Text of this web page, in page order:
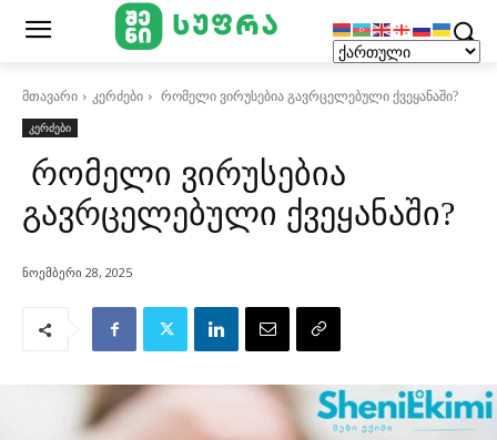
მთავარი კერძები
რომელი ვირუსებია გავრცელებული ქვეყანაში?
კერძები
რომელი ვირუსებია
გავრცელებული ქვეყანაში?
ნოემბერი 28, 2025